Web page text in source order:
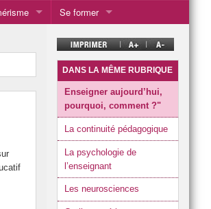
Se former
DANS LA MÊME RUBRIQUE
Enseigner aujourd’hui,
pourquoi, comment ?"
La continuité pédagogique
La psychologie de
l’enseignant
Les neurosciences